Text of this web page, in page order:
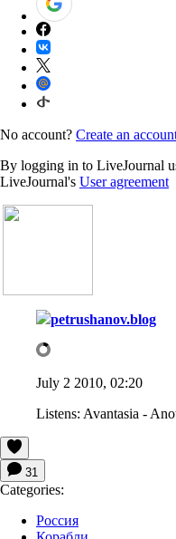
No account? Create an
By logging in to LiveJournal
LiveJournal's User agreement
petrushanov.blog
July 2 2010, 02:20
Listens: Avantasia -
31
Categories:
Россия